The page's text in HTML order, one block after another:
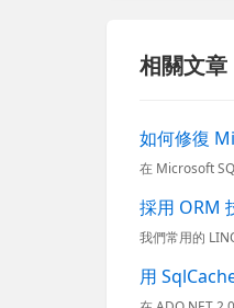
相關文章
如何修復
採用 ORM
用